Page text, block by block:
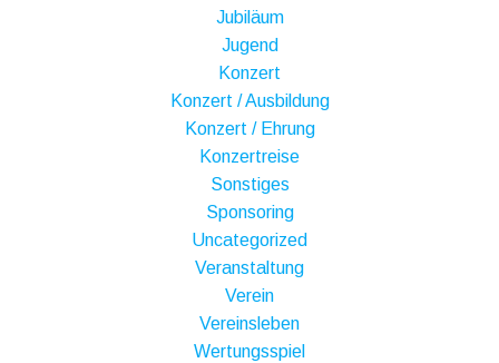
Jubiläum
Jugend
Konzert
Konzert / Ausbildung
Konzert / Ehrung
Konzertreise
Sonstiges
Sponsoring
Uncategorized
Veranstaltung
Verein
Vereinsleben
Wertungsspiel